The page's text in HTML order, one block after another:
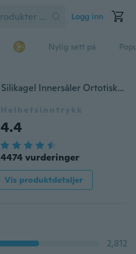
Logg inn
Nylig sett på
1 par Herre- og kvinnemote Silikagel Innersåler Ortotiske sportsløpesko Innersåler Størrelse (35-46)
Helhetsinntrykk
4.4
4474 vurderinger
Vis produktdetaljer
2,812